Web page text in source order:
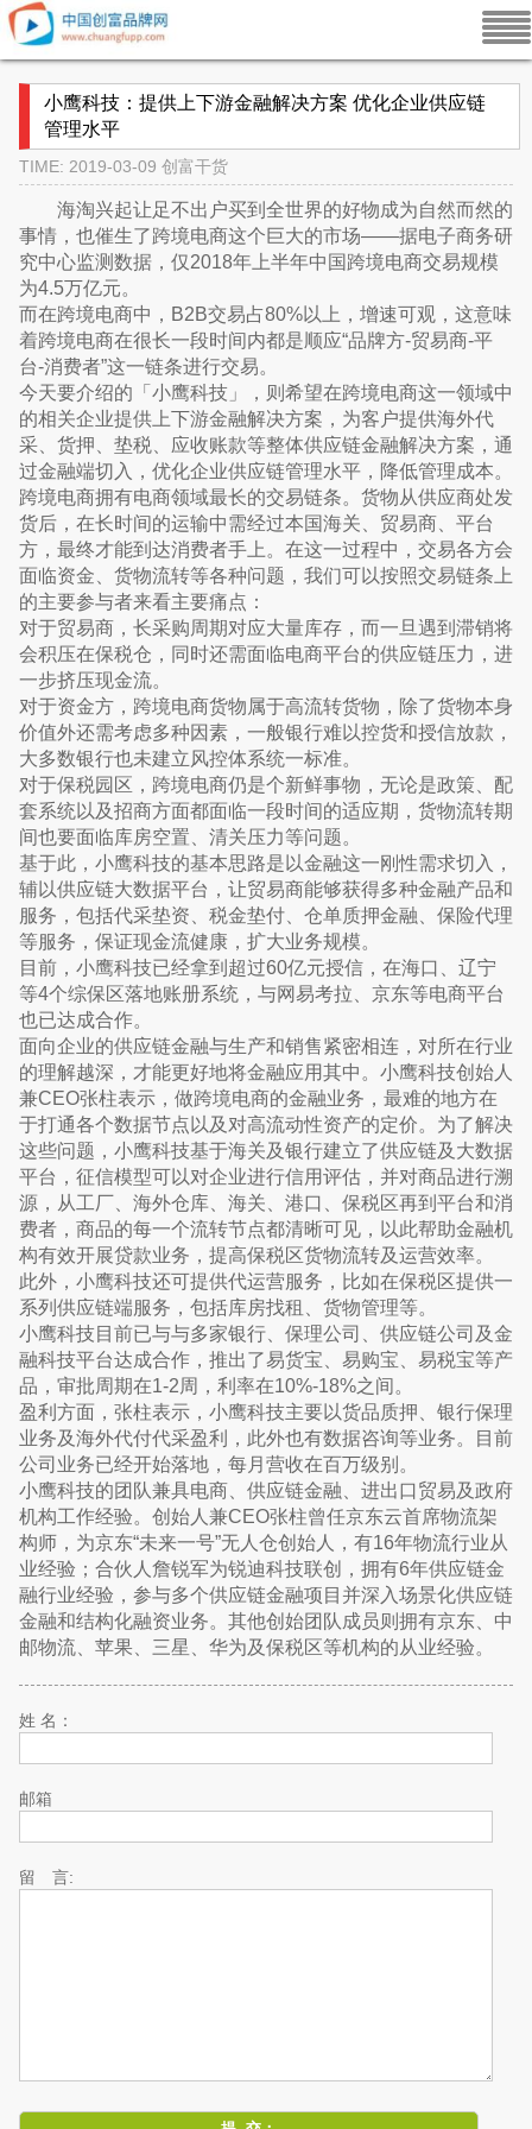
小鹰科技：提供上下游金融解决方案 优化企业供应链
管理水平
TIME: 2019-03-09 创富干货
海淘兴起让足不出户买到全世界的好物成为自然而然的
事情，也催生了跨境电商这个巨大的市场——据电子商务研
究中心监测数据，仅2018年上半年中国跨境电商交易规模
为4.5万亿元。
而在跨境电商中，B2B交易占80%以上，增速可观，这意味
着跨境电商在很长一段时间内都是顺应“品牌方-贸易商-平
台-消费者”这一链条进行交易。
今天要介绍的「小鹰科技」，则希望在跨境电商这一领域中
的相关企业提供上下游金融解决方案，为客户提供海外代
采、货押、垫税、应收账款等整体供应链金融解决方案，通
过金融端切入，优化企业供应链管理水平，降低管理成本。
跨境电商拥有电商领域最长的交易链条。货物从供应商处发
货后，在长时间的运输中需经过本国海关、贸易商、平台
方，最终才能到达消费者手上。在这一过程中，交易各方会
面临资金、货物流转等各种问题，我们可以按照交易链条上
的主要参与者来看主要痛点：
对于贸易商，长采购周期对应大量库存，而一旦遇到滞销将
会积压在保税仓，同时还需面临电商平台的供应链压力，进
一步挤压现金流。
对于资金方，跨境电商货物属于高流转货物，除了货物本身
价值外还需考虑多种因素，一般银行难以控货和授信放款，
大多数银行也未建立风控体系统一标准。
对于保税园区，跨境电商仍是个新鲜事物，无论是政策、配
套系统以及招商方面都面临一段时间的适应期，货物流转期
间也要面临库房空置、清关压力等问题。
基于此，小鹰科技的基本思路是以金融这一刚性需求切入，
辅以供应链大数据平台，让贸易商能够获得多种金融产品和
服务，包括代采垫资、税金垫付、仓单质押金融、保险代理
等服务，保证现金流健康，扩大业务规模。
目前，小鹰科技已经拿到超过60亿元授信，在海口、辽宁
等4个综保区落地账册系统，与网易考拉、京东等电商平台
也已达成合作。
面向企业的供应链金融与生产和销售紧密相连，对所在行业
的理解越深，才能更好地将金融应用其中。小鹰科技创始人
兼CEO张柱表示，做跨境电商的金融业务，最难的地方在
于打通各个数据节点以及对高流动性资产的定价。为了解决
这些问题，小鹰科技基于海关及银行建立了供应链及大数据
平台，征信模型可以对企业进行信用评估，并对商品进行溯
源，从工厂、海外仓库、海关、港口、保税区再到平台和消
费者，商品的每一个流转节点都清晰可见，以此帮助金融机
构有效开展贷款业务，提高保税区货物流转及运营效率。
此外，小鹰科技还可提供代运营服务，比如在保税区提供一
系列供应链端服务，包括库房找租、货物管理等。
小鹰科技目前已与与多家银行、保理公司、供应链公司及金
融科技平台达成合作，推出了易货宝、易购宝、易税宝等产
品，审批周期在1-2周，利率在10%-18%之间。
盈利方面，张柱表示，小鹰科技主要以货品质押、银行保理
业务及海外代付代采盈利，此外也有数据咨询等业务。目前
公司业务已经开始落地，每月营收在百万级别。
小鹰科技的团队兼具电商、供应链金融、进出口贸易及政府
机构工作经验。创始人兼CEO张柱曾任京东云首席物流架
构师，为京东“未来一号”无人仓创始人，有16年物流行业从
业经验；合伙人詹锐军为锐迪科技联创，拥有6年供应链金
融行业经验，参与多个供应链金融项目并深入场景化供应链
金融和结构化融资业务。其他创始团队成员则拥有京东、中
邮物流、苹果、三星、华为及保税区等机构的从业经验。
姓 名：
邮箱
留 言: